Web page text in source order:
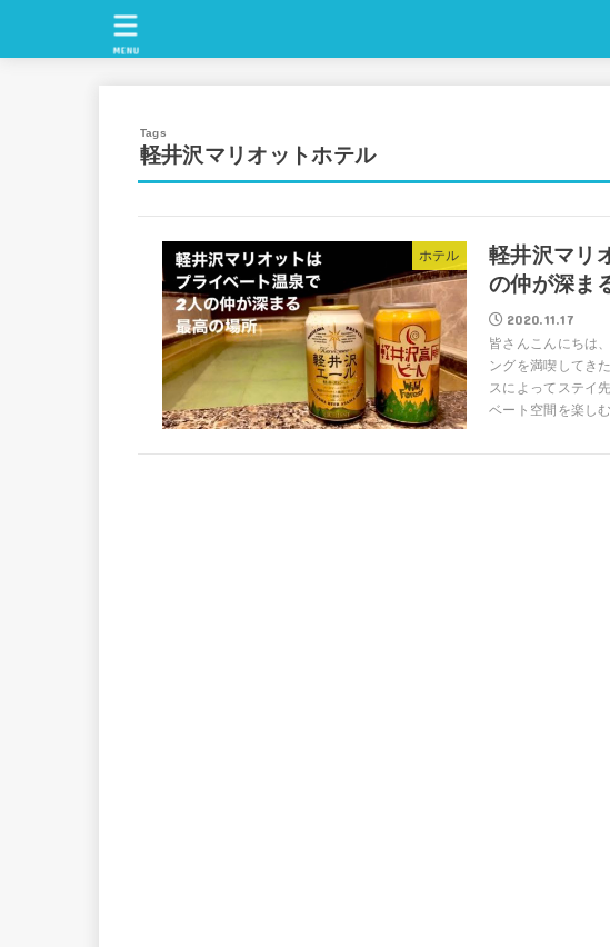
MENU
軽井沢マリオットホテル
ホテル
軽井沢マリ
の仲が深ま
2020.11.17
皆さんこんにちは
ングを満喫してき
スによってステイ
ベート空間を楽し